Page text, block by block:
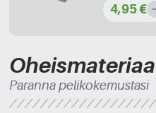
4,95 €
Paranna pelikokemustasi